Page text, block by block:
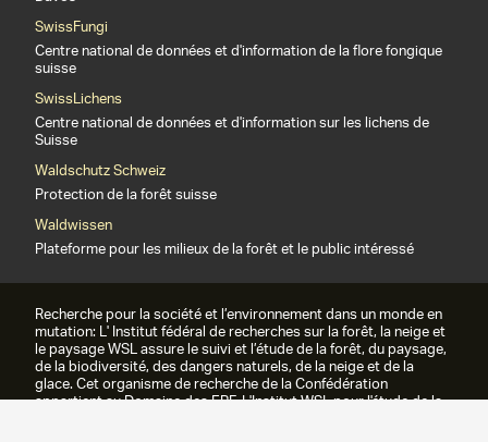
SwissFungi
Centre national de données et d'information de la flore fongique
suisse
SwissLichens
Centre national de données et d'information sur les lichens de
Suisse
Waldschutz Schweiz
Protection de la forêt suisse
Waldwissen
Plateforme pour les milieux de la forêt et le public intéressé
Recherche pour la société et l’environnement dans un monde en
mutation: L' Institut fédéral de recherches sur la forêt, la neige et
le paysage WSL assure le suivi et l’étude de la forêt, du paysage,
de la biodiversité, des dangers naturels, de la neige et de la
glace. Cet organisme de recherche de la Confédération
appartient au Domaine des EPF. L'Institut WSL pour l'étude de la